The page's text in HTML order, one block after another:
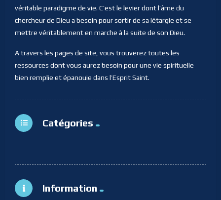
véritable paradigme de vie. C’est le levier dont l’âme du
chercheur de Dieu a besoin pour sortir de sa létargie et se
mettre véritablement en marche à la suite de son Dieu.
A travers les pages de site, vous trouverez toutes les
ressources dont vous aurez besoin pour une vie spirituelle
bien remplie et épanouie dans l’Esprit Saint.
Catégories
Information